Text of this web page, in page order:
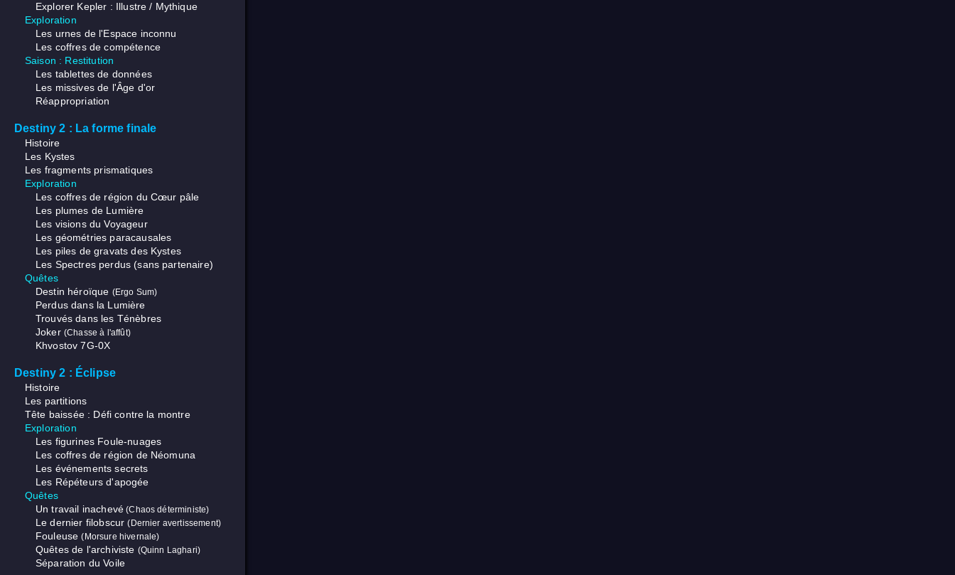
Explorer Kepler : Illustre / Mythique
Exploration
Les urnes de l'Espace inconnu
Les coffres de compétence
Saison : Restitution
Les tablettes de données
Les missives de l'Âge d'or
Réappropriation
Destiny 2 : La forme finale
Histoire
Les Kystes
Les fragments prismatiques
Exploration
Les coffres de région du Cœur pâle
Les plumes de Lumière
Les visions du Voyageur
Les géométries paracausales
Les piles de gravats des Kystes
Les Spectres perdus (sans partenaire)
Quêtes
Destin héroïque (Ergo Sum)
Perdus dans la Lumière
Trouvés dans les Ténèbres
Joker (Chasse à l'affût)
Khvostov 7G-0X
Destiny 2 : Éclipse
Histoire
Les partitions
Tête baissée : Défi contre la montre
Exploration
Les figurines Foule-nuages
Les coffres de région de Néomuna
Les événements secrets
Les Répéteurs d'apogée
Quêtes
Un travail inachevé (Chaos déterministe)
Le dernier filobscur(Dernier avertissement)
Fouleuse(Morsure hivernale)
Quêtes de l'archiviste (Quinn Laghari)
Séparation du Voile